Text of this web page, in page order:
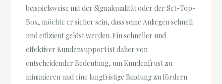
beispielsweise mit der Signalqualität oder der Set-Top-
Box, möchte er sicher sein, dass seine Anliegen schnell
und effizient gelöst werden. Ein schneller und
effektiver Kundensupport ist daher von
entscheidender Bedeutung, um Kundenfrust zu
minimieren und eine langfristige Bindung zu fördern.